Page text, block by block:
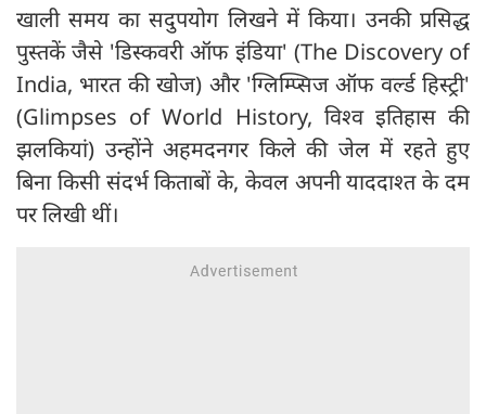
खाली समय का सदुपयोग लिखने में किया। उनकी प्रसिद्ध
पुस्तकें जैसे 'डिस्कवरी ऑफ इंडिया' (The Discovery of
India, भारत की खोज) और 'ग्लिम्प्सिज ऑफ वर्ल्ड हिस्ट्री'
(Glimpses of World History, विश्व इतिहास की
झलकियां) उन्होंने अहमदनगर किले की जेल में रहते हुए
बिना किसी संदर्भ किताबों के, केवल अपनी याददाश्त के दम
पर लिखी थीं।